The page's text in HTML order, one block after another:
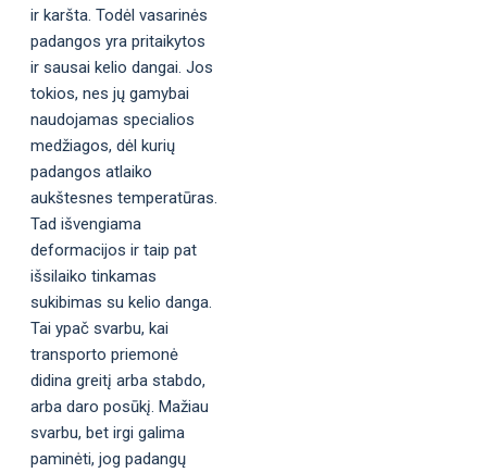
ir karšta. Todėl vasarinės
padangos yra pritaikytos
ir sausai kelio dangai. Jos
tokios, nes jų gamybai
naudojamas specialios
medžiagos, dėl kurių
padangos atlaiko
aukštesnes temperatūras.
Tad išvengiama
deformacijos ir taip pat
išsilaiko tinkamas
sukibimas su kelio danga.
Tai ypač svarbu, kai
transporto priemonė
didina greitį arba stabdo,
arba daro posūkį. Mažiau
svarbu, bet irgi galima
paminėti, jog padangų